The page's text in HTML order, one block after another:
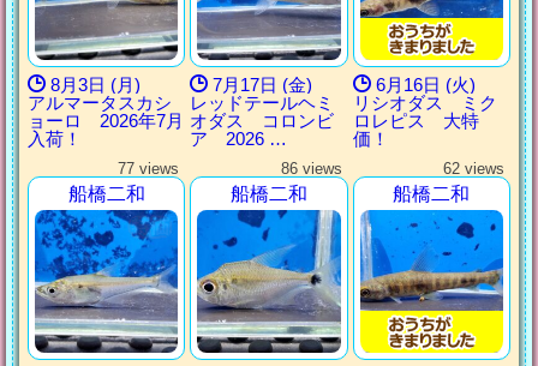
8月3日 (月)
アルマータスカシ
ョーロ 2026年7月
入荷！
7月17日 (金)
レッドテールヘミ
オダス コロンビ
ア 2026 …
6月16日 (火)
リシオダス ミク
ロレピス 大特
価！
77 views
船橋二和
86 views
船橋二和
62 views
船橋二和